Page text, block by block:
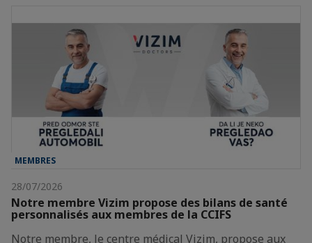
MEMBRES
28/07/2026
Notre membre Vizim propose des bilans de santé
personnalisés aux membres de la CCIFS
Notre membre, le centre médical Vizim, propose aux